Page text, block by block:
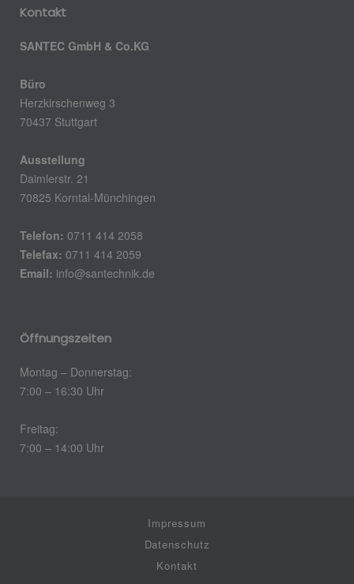
Kontakt
SANTEC GmbH & Co.KG
Büro
Herzkirschenweg 3
70437 Stuttgart
Ausstellung
Daimlerstr. 21
70825 Korntal-Münchingen
Telefon: 0711 414 2058
Telefax: 0711 414 2059
Email: info@santechnik.de
Öffnungszeiten
Montag – Donnerstag:
7:00 – 16:30 Uhr
Freitag:
7:00 – 14:00 Uhr
Impressum
Datenschutz
Kontakt